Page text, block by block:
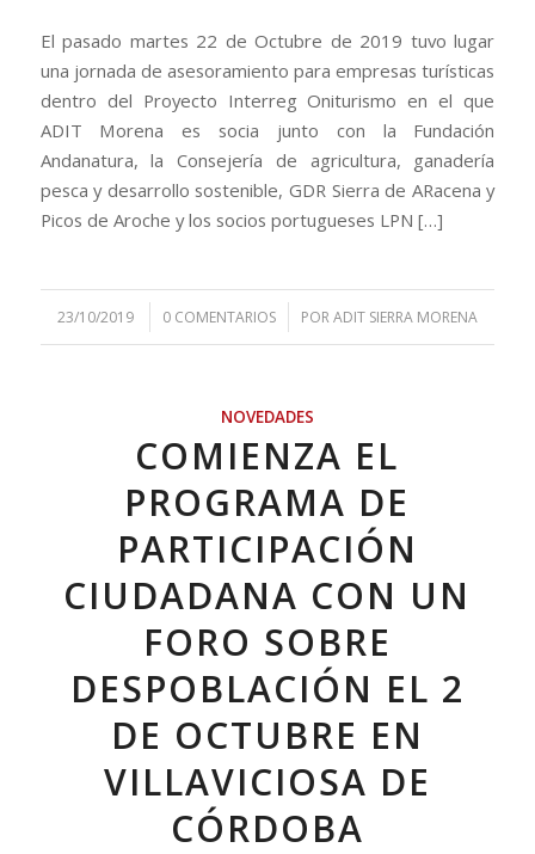
El pasado martes 22 de Octubre de 2019 tuvo lugar
una jornada de asesoramiento para empresas turísticas
dentro del Proyecto Interreg Oniturismo en el que
ADIT Morena es socia junto con la Fundación
Andanatura, la Consejería de agricultura, ganadería
pesca y desarrollo sostenible, GDR Sierra de ARacena y
Picos de Aroche y los socios portugueses LPN […]
23/10/2019
/ 0 COMENTARIOS
/ PORADIT SIERRA MORENA
NOVEDADES
COMIENZA EL
PROGRAMA DE
PARTICIPACIÓN
CIUDADANA CON UN
FORO SOBRE
DESPOBLACIÓN EL 2
DE OCTUBRE EN
VILLAVICIOSA DE
CÓRDOBA